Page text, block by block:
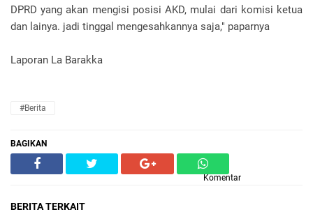
DPRD yang akan mengisi posisi AKD, mulai dari komisi ketua
dan lainya. jadi tinggal mengesahkannya saja," paparnya
Laporan La Barakka
#Berita
BAGIKAN
Komentar
BERITA TERKAIT